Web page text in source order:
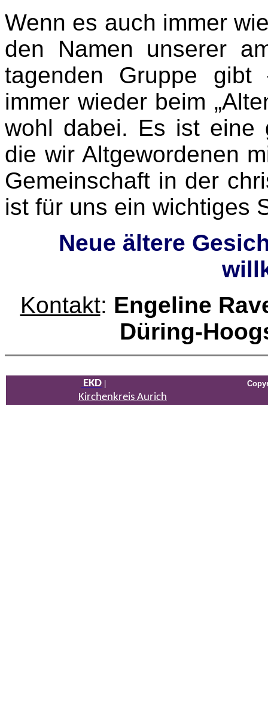
Wenn es auch immer
den Namen unserer
tagenden Gruppe
immer wieder beim
wohl dabei. Es ist eine
die wir Altgewordenen
Gemeinschaft in der
ist für uns ein wichtiges
Neue ältere
Kontakt: Engeline
Düring-
EKD
Kirchenkreis Aurich